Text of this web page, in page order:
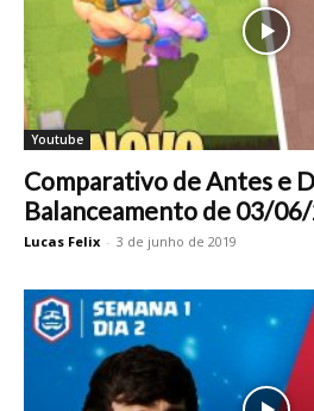
Youtube
Comparativo de Antes e
Balanceamento de 03/
Lucas Felix - 3 de junho de 2019